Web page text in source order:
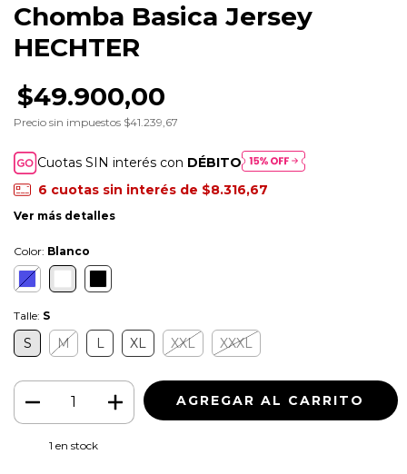
Chomba Basica Jersey
HECHTER
$49.900,00
Precio sin impuestos $41.239,67
Cuotas SIN interés con DÉBITO
6 cuotas sin interés de $8.316,67
Ver más detalles
Color: Blanco
Talle: S
S M L XL XXL XXXL
1 en stock